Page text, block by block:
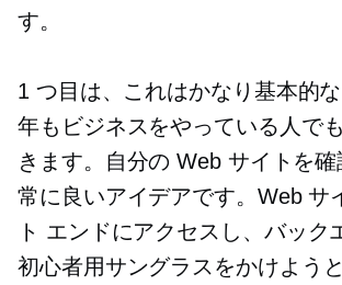
す。
1 つ目は、これはかなり基本的
年もビジネスをやっている人で
きます。自分の Web サイトを確
常に良いアイデアです。Web サ
ト エンドにアクセスし、バック
初心者用サングラスをかけよう